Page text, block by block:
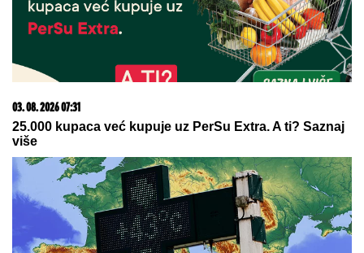
JOŠ JEDNA DETONACIJA U BEOGRADU!Rakovica
se zatresla usred noći: Na licu mesta krater, policija
traga za počiniocem
ANELI DOBILA PREPISKE FILIPA I
JOVANE CVIJANOVIĆOdmah se
oglasila: "Sve dođe do mene", evo
da li je kontaktirala Đukića